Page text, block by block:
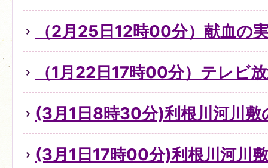
（2月25日12時00分）献血の
（1月22日17時00分）テレビ
(3月1日8時30分)利根川河川敷
(3月1日17時00分)利根川河川